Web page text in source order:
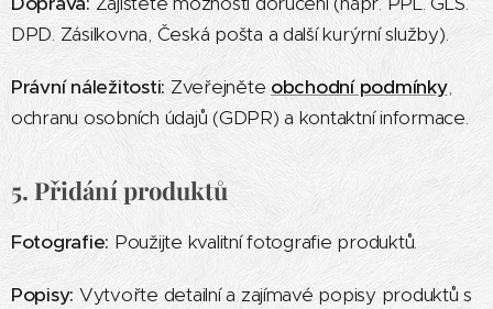
DPD. Zásilkovna, Česká pošta a další kurýrní služby).
Právní náležitosti: Zveřejněte obchodní podmínky,
ochranu osobních údajů (GDPR) a kontaktní informace.
5. Přidání produktů
Fotografie:Použijte kvalitní fotografie produktů.
Popisy: Vytvořte detailní a zajímavé popisy produktů s